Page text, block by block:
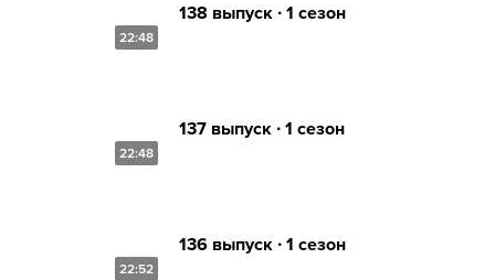
22:48
138 выпуск ∙ 1 сезон
22:48
137 выпуск ∙ 1 сезон
22:52
136 выпуск ∙ 1 сезон